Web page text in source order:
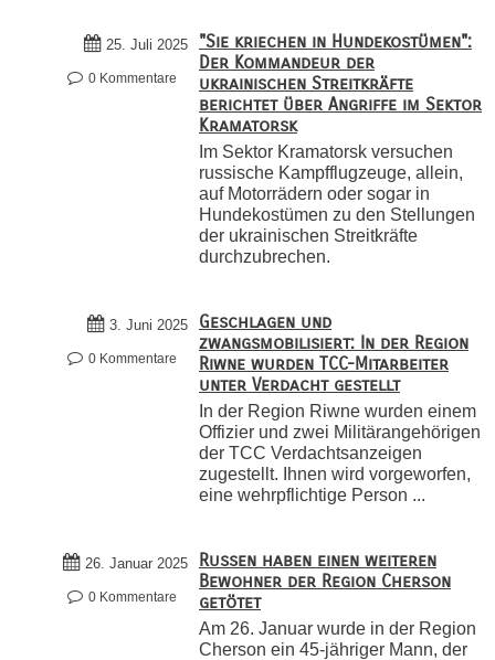
25. Juli 2025
0 Kommentare
"Sie kriechen in Hundekostümen":
Der Kommandeur der
ukrainischen Streitkräfte
berichtet über Angriffe im Sektor
Kramatorsk
Im Sektor Kramatorsk versuchen
russische Kampfflugzeuge, allein,
auf Motorrädern oder sogar in
Hundekostümen zu den Stellungen
der ukrainischen Streitkräfte
durchzubrechen.
3. Juni 2025
0 Kommentare
Geschlagen und
zwangsmobilisiert: In der Region
Riwne wurden TCC-Mitarbeiter
unter Verdacht gestellt
In der Region Riwne wurden einem
Offizier und zwei Militärangehörigen
der TCC Verdachtsanzeigen
zugestellt. Ihnen wird vorgeworfen,
eine wehrpflichtige Person ...
26. Januar 2025
0 Kommentare
Russen haben einen weiteren
Bewohner der Region Cherson
getötet
Am 26. Januar wurde in der Region
Cherson ein 45-jähriger Mann, der